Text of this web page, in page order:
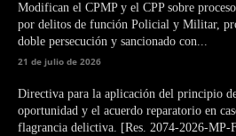
Modifican el CPMP y el CPP sobre
por delitos de función Policial y Militar,
doble persecución y sancionado con...
21 de julio de 2026
Directiva para la aplicación del principio
oportunidad y el acuerdo reparatorio en
flagrancia delictiva. [Res. 2074-2026-MP-